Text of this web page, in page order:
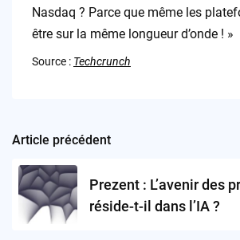
Nasdaq ? Parce que même les
être sur la même longueur d’onde ! »
Source : Techcrunch
Post
navigation
Article précédent
Prezent : L’avenir des
réside-t-il dans l’IA ?